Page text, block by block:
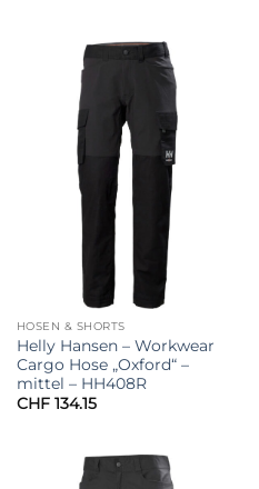
HOSEN & SHORTS
Helly Hansen – Workwear
Cargo Hose „Oxford“ –
mittel – HH408R
CHF134.15